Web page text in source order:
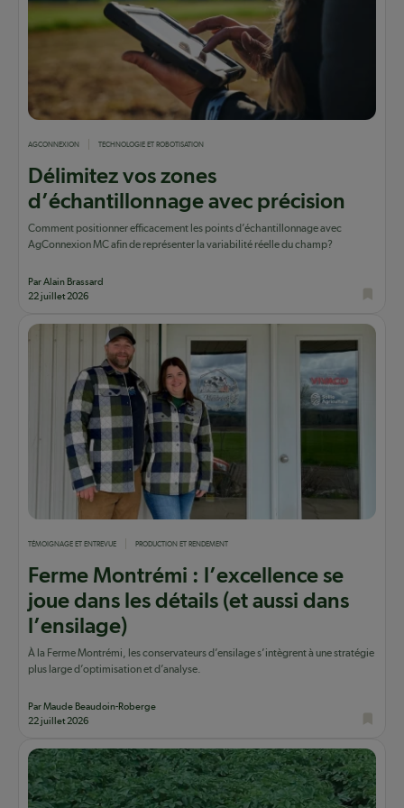
AGCONNEXION TECHNOLOGIE ET ROBOTISATION
Délimitez vos zones
d’échantillonnage avec précision
Comment positionner efficacement les points d’échantillonnage avec
AgConnexion MC afin de représenter la variabilité réelle du champ?
Par Alain Brassard
22 juillet 2026
TÉMOIGNAGE ET ENTREVUE PRODUCTION ET RENDEMENT
Ferme Montrémi : l’excellence se
joue dans les détails (et aussi dans
l’ensilage)
À la Ferme Montrémi, les conservateurs d’ensilage s’intègrent à une stratégie
plus large d’optimisation et d’analyse.
Par Maude Beaudoin-Roberge
22 juillet 2026